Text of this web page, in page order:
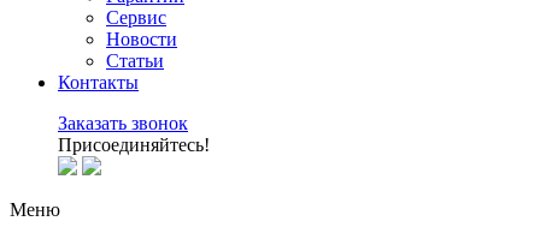
Сервис
Новости
Статьи
Контакты
Заказать звонок
Присоединяйтесь!
Меню